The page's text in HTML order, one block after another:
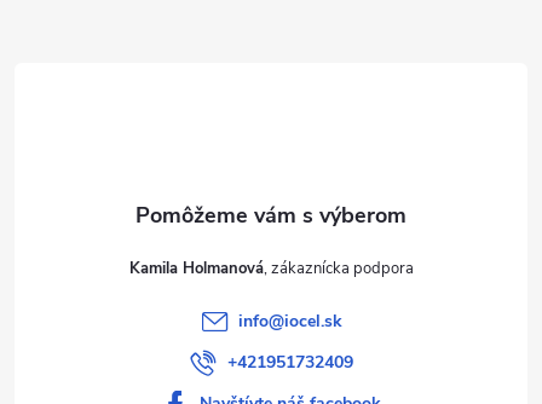
Kamila Holmanová
info@iocel.sk
+421951732409